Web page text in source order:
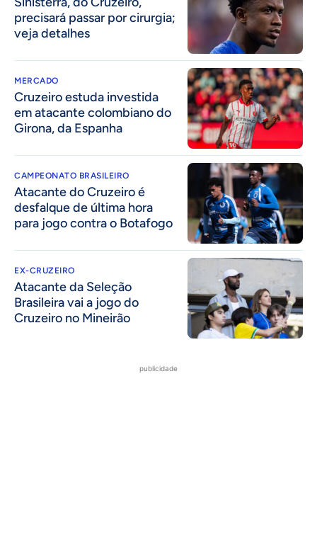
precisará passar por cirurgia;
veja detalhes
MERCADO
Cruzeiro estuda investida
em atacante colombiano do
Girona, da Espanha
CAMPEONATO BRASILEIRO
Atacante do Cruzeiro é
desfalque de última hora
para jogo contra o Botafogo
EX-CRUZEIRO
Atacante da Seleção
Brasileira vai a jogo do
Cruzeiro no Mineirão
publicidade